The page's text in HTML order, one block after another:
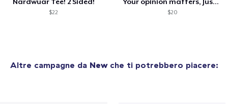
$22 $20
Altre campagne da Newche ti potrebbero piacere: